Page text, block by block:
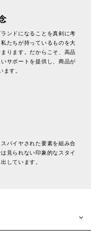
ンドになることを真剣に考
たちが持っているものを大
ります。だからこそ、高品
サポートを提供し、商品が
ます。
パイヤされた要素を組み合
見られない印象的なスタイ
しています。